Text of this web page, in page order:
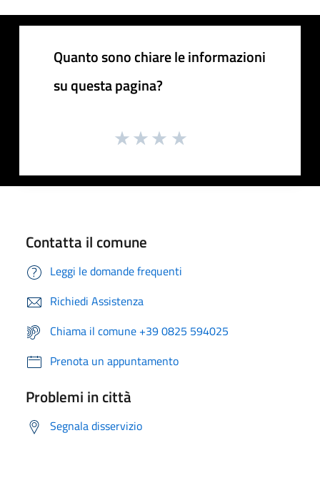
Quanto sono chiare le informazioni
su questa pagina?
Contatta il comune
Leggi le domande frequenti
Richiedi Assistenza
Chiama il comune +39 0825 594025
Prenota un appuntamento
Problemi in città
Segnala disservizio